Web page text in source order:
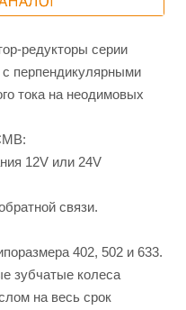
редукторы серии
с перпендикулярными
тока на неодимовых
12V или 24V
связи.
402, 502 и 633.
зубчатые колеса
на весь срок